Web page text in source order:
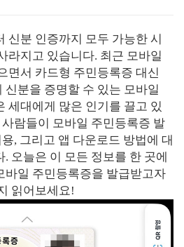
신분 인증까지 모두 가능한 시
라지고 있습니다. 최근 모바일
면서 카드형 주민등록증 대신
분을 증명할 수 있는 모바일
세대에게 많은 인기를 끌고 있
람들이 모바일 주민등록증 발
, 그리고 앱 다운로드 방법에 대
오늘은 이 모든 정보를 한 곳에
바일 주민등록증을 발급받고자
읽어보세요!